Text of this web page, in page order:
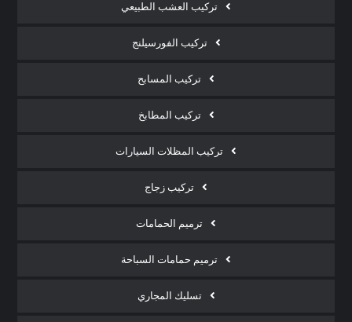
تركيب العشب الطبيعي
تركيب الفورسيلنج
تركيب المسابح
تركيب المطابخ
تركيب المظلات السيارات
تركيب زجاج
ترميم الحمامات
ترميم حمامات السباحة
تسليك المجاري